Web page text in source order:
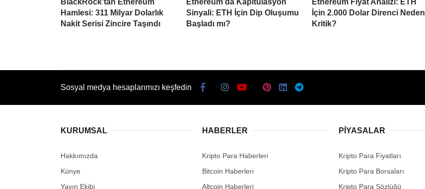
Hamlesi: 311 Milyar Dolarlık
Nakit Serisi Zincire Taşındı
Sinyali: ETH İçin Dip Oluşumu
Başladı mı?
İçin 2.000 Dolar Direnci Neden
Kritik?
Sosyal medya hesaplarımızı keşfedin
KURUMSAL
Hakkımızda
Künye
Yayın Ekibi
HABERLER
Kripto Para Haberleri
Bitcoin Haberleri
Altcoin Haberleri
PIYASALAR
Kripto Para Fiyatları
Kripto Para Borsaları
Kripto Para Sözlüğü